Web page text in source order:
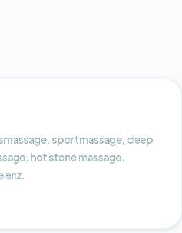
sportmassage, deep
hot stone massage,